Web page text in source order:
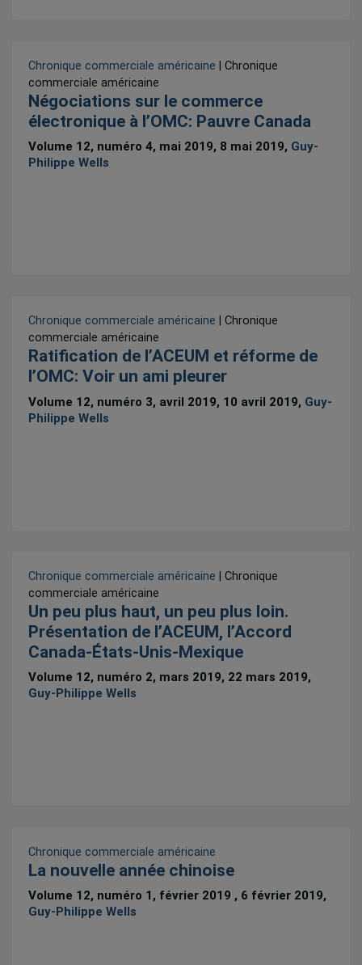
Chronique commerciale américaine | Chronique
commerciale américaine
Négociations sur le commerce
électronique à l’OMC: Pauvre Canada
Volume 12, numéro 4, mai 2019, 8 mai 2019, Guy-
Philippe Wells
Chronique commerciale américaine | Chronique
commerciale américaine
Ratification de l’ACEUM et réforme de
l’OMC: Voir un ami pleurer
Volume 12, numéro 3, avril 2019, 10 avril 2019, Guy-
Philippe Wells
Chronique commerciale américaine | Chronique
commerciale américaine
Un peu plus haut, un peu plus loin.
Présentation de l’ACEUM, l’Accord
Canada-États-Unis-Mexique
Volume 12, numéro 2, mars 2019, 22 mars 2019,
Guy-Philippe Wells
Chronique commerciale américaine
La nouvelle année chinoise
Volume 12, numéro 1, février 2019 , 6 février 2019,
Guy-Philippe Wells